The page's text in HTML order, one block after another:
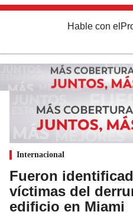
Hable con el
Internacional
Fueron
víctimas del
edificio en Miami